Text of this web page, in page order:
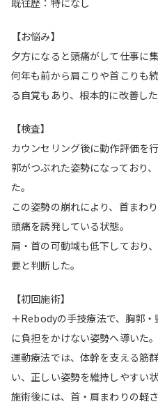
既往歴：特になし
【お悩み】
夕方になると頭痛がして仕事に
何年も前から肩こりや首こりも
る自覚もあり、根本的に改善した
【検査】
カウンセリング後に動作評価を
郭がつぶれた姿勢になっており
た。
この姿勢の崩れにより、首まわ
頭痛を誘発している状態。
肩・首の可動域も低下しており
要と判断した。
【初回施術】
＋Rebodyの手技療法で、胸郭
に負担をかけない姿勢へ導いた。
運動療法では、体幹を支える筋
い、正しい姿勢を維持しやすい
施術後には、首・肩まわりの軽